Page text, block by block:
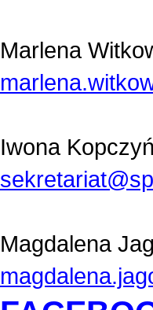
Marlena
Iwona
Magdalena